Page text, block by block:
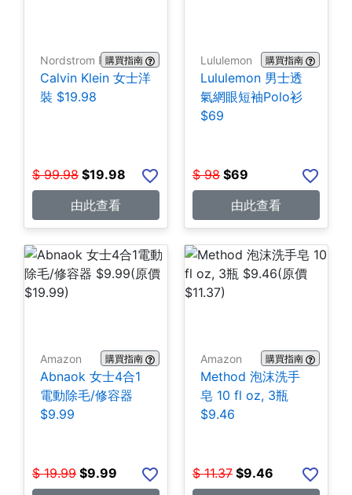
Nordstrom Rack購買指南
Calvin Klein 女士洋
裝 $19.98
$ 99.98 $19.98
由此查看
Lululemon 購買指南
Lululemon 男士透
氣網眼短袖Polo衫
$69
$ 98 $69
由此查看
Amazon 購買指南
Abnaok 女士4合1
電動除毛/修容器
$9.99
$ 19.99 $9.99
Amazon 購買指南
Method 泡沫洗手
皂 10 fl oz, 3瓶
$9.46
$ 11.37 $9.46